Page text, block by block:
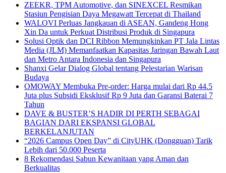
ZEEKR, TPM Automotive, dan SINEXCEL Resmikan
Stasiun Pengisian Daya Megawatt Tercepat di Thailand
WALOVI Perluas Jangkauan di ASEAN, Gandeng Hong
Xin Da untuk Perkuat Distribusi Produk di Singapura
Solusi Optik dan DCI Ribbon Memungkinkan PT Jala Lintas
Media (JLM) Memanfaatkan Kapasitas Jaringan Bawah Laut
dan Metro Antara Indonesia dan Singapura
Shanxi Gelar Dialog Global tentang Pelestarian Warisan
Budaya
OMOWAY Membuka Pre-order: Harga mulai dari Rp 44.5
Juta plus Subsidi Eksklusif Rp 9 Juta dan Garansi Baterai 7
Tahun
DAVE & BUSTER’S HADIR DI PERTH SEBAGAI
BAGIAN DARI EKSPANSI GLOBAL
BERKELANJUTAN
“2026 Campus Open Day” di CityUHK (Dongguan) Tarik
Lebih dari 50.000 Peserta
8 Rekomendasi Sabun Kewanitaan yang Aman dan
Berkualitas